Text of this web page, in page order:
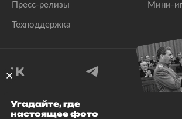
Пресс-релизы
Техподдержка
Мини-
© 1999–2026 Все права защищены.
Угадайте, где
настоящее фото